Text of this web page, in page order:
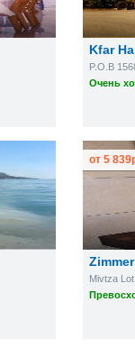
Kfar
P.O.B
Очень
Mivtza
от 5 839